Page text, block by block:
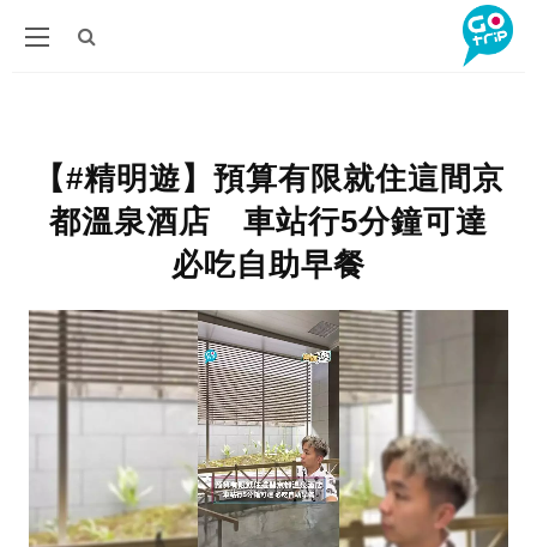
【#精明遊】預算有限就住這間京
都溫泉酒店 車站行5分鐘可達
必吃自助早餐